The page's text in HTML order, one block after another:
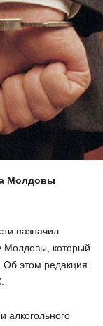
Молдовы
и назначил
Молдовы, который
Об этом редакция
алкогольного